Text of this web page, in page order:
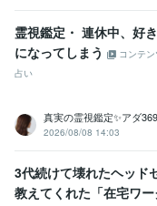
霊視鑑定・ 連休中、好
になってしまう
コンテン
占い
真実の霊視鑑定✨アダ
2026/08/08 14:03
3代続けて壊れたヘッド
教えてくれた「在宅ワー